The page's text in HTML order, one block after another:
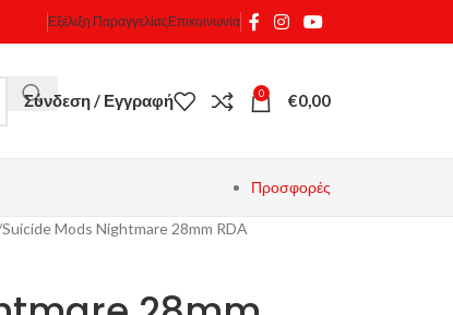
Εξέλιξη ΠαραγγελίαςΕπικοινωνία
Σύνδεση / Εγγραφή 0 €0,00
Προσφορές
Suicide Mods Nightmare 28mm RDA